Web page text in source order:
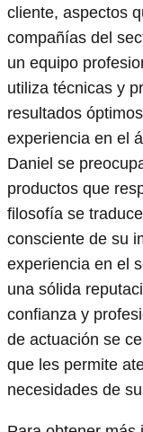
cliente, aspectos
compañías del
un equipo
utiliza técnicas y
resultados
experiencia en el
Daniel se
productos que
filosofía se
consciente de su
experiencia en el
una sólida
confianza y
de actuación se
que les permite
necesidades de